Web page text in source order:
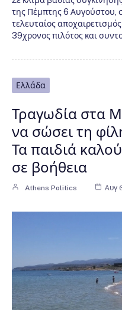
της Πέμπτης 6 Αυγούστου,
τελευταίος
39χρονος πιλότος και
Ελλάδα
Τραγωδία στα
να σώσει τη
Τα παιδιά
σε βοήθεια
Athens Politics Αυγ